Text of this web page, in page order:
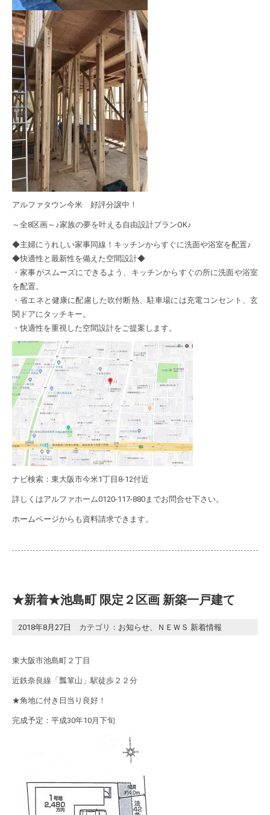
アルファタウン今米 好評分譲中！
～全8区画～♪家族の夢を叶える自由設計プランOK♪
◆主婦にうれしい家事同線！キッチンからすぐに洗面や浴室を配置♪
◆快適性と最新性を備えた空間設計◆
・家事がスムーズにできるよう、キッチンからすぐの所に洗面や浴室
を配置。
・省エネと健康に配慮した吹付断熱、駐車場には充電コンセント、玄
関ドアにタッチキー。
・快適性を重視した空間設計をご提案します。
ナビ検索：東大阪市今米1丁目8-12付近
詳しくはアルファホーム0120-117-880までお問合せ下さい。
ホームページからも資料請求できます。
★新着★池島町 限定２区画 新築一戸建て
2018年8月27日 カテゴリ： お知らせ、 ＮＥＷＳ 新着情報
東大阪市池島町２丁目
近鉄奈良線「瓢箪山」駅徒歩２２分
★角地に付き日当り良好！
完成予定：平成30年10月下旬